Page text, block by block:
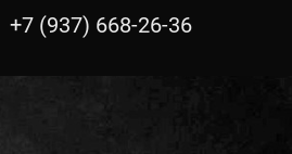
+7 (937) 668-26-36